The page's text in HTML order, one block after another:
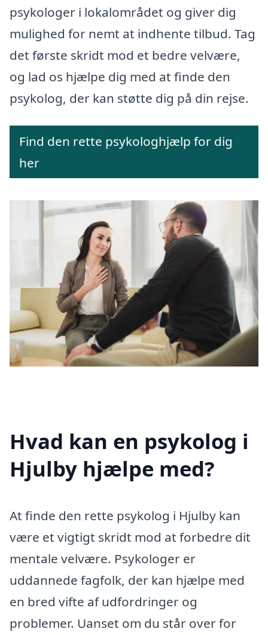
psykologer i lokalområdet og giver dig
mulighed for nemt at indhente tilbud. Tag
det første skridt mod et bedre velvære,
og lad os hjælpe dig med at finde den
psykolog, der kan støtte dig på din rejse.
Find den rette psykologhjælp for dig
her
Hvad kan en psykolog i
Hjulby hjælpe med?
At finde den rette psykolog i Hjulby kan
være et vigtigt skridt mod at forbedre dit
mentale velvære. Psykologer er
uddannede fagfolk, der kan hjælpe med
en bred vifte af udfordringer og
problemer. Uanset om du står over for